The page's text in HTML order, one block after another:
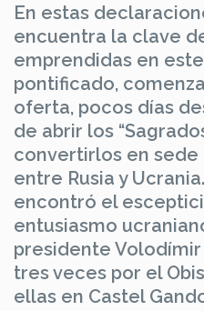
En estas
encuentra la clave
emprendidas en
pontificado,
oferta, pocos días
de abrir los
convertirlos en
entre Rusia y
encontró el
entusiasmo
presidente
tres veces por el
ellas en Castel